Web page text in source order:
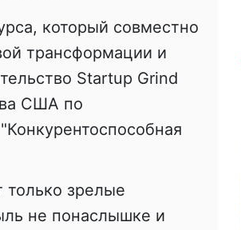
который совместно
трансформации и
Startup Grind
США по
только зрелые
не понаслышке и